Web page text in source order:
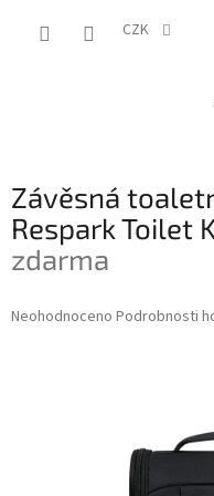
CZK
Závěsná
Respark Toilet
zdarma
Průměrné
Neohodnoceno Podrobnosti